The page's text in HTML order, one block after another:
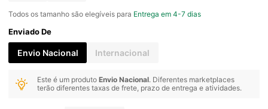
Todos os tamanho são elegíveis para Entrega em 4-7 dias
Enviado De
Envio Nacional Internacional
Este é um produtoEnvio Nacional. Diferentes marketplaces
terão diferentes taxas de frete, prazo de entrega e atividades.